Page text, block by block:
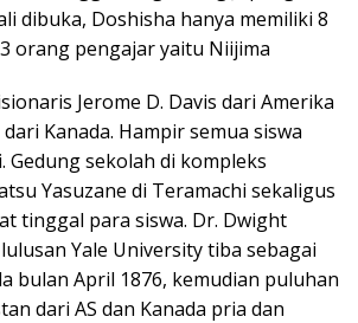
dibuka, Doshisha hanya memiliki 8
orang pengajar yaitu Niijima
Jerome D. Davis dari Amerika
dari Kanada. Hampir semua siswa
Gedung sekolah di kompleks
Yasuzane di Teramachi sekaligus
tinggal para siswa. Dr. Dwight
Yale University tiba sebagai
bulan April 1876, kemudian puluhan
dari AS dan Kanada pria dan